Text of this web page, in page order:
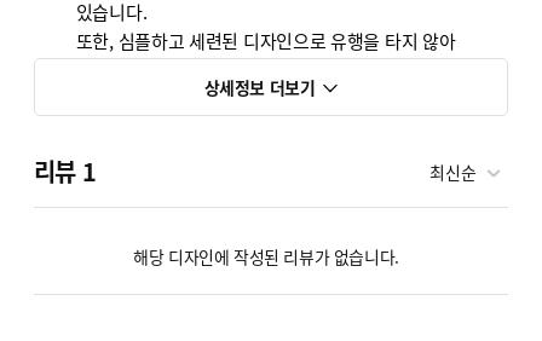
있습니다.
또한, 심플하고 세련된 디자인으로 유행을 타지 않아
활력을 불어넣어 보세요!
www.byalot.kr
상세정보 더보기
리뷰 1 최신순
해당 디자인에 작성된 리뷰가 없습니다.